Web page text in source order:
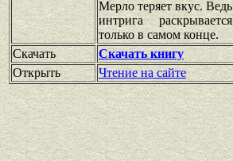
Мерло теряет вкус. Ведь
интрига раскрывается
только в самом конце.
Скачать
Скачать книгу
Открыть
Чтение на сайте